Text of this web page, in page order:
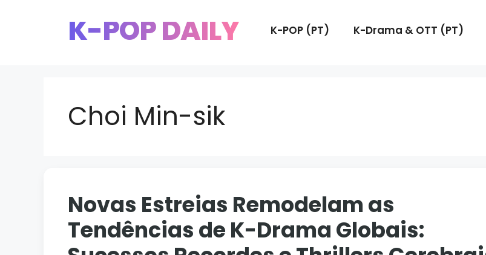
K-POP DAILY K-POP (PT) K-Drama & OTT (PT)
Choi Min-sik
Novas Estreias Remodelam as
Tendências de K-Drama Globais: